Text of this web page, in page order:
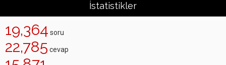
İstatistikler
19,364 soru
22,785 cevap